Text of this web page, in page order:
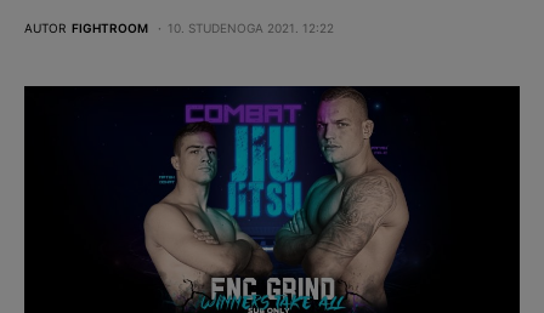
AUTOR FIGHTROOM 10. STUDENOGA 2021. 12:22